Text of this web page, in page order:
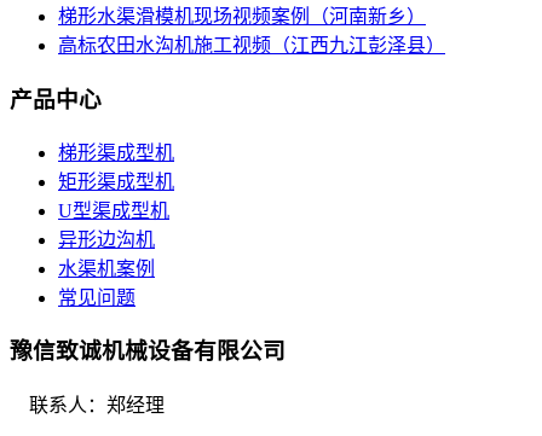
梯形水渠滑模机现场视频案例（河南新乡）
高标农田水沟机施工视频（江西九江彭泽县）
产品中心
梯形渠成型机
矩形渠成型机
U型渠成型机
异形边沟机
水渠机案例
常见问题
豫信致诚机械设备有限公司
联系人：郑经理